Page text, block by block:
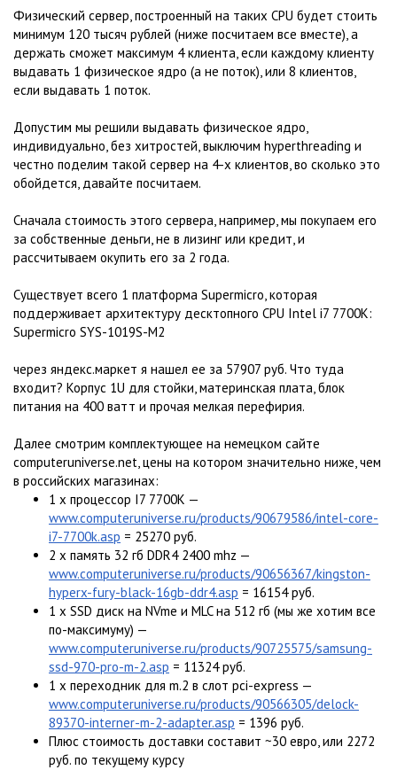
Физический сервер, построенный на таких CPU будет стоить
минимум 120 тысяч рублей (ниже посчитаем все вместе), а
держать сможет максимум 4 клиента, если каждому клиенту
выдавать 1 физическое ядро (а не поток), или 8 клиентов,
если выдавать 1 поток.
Допустим мы решили выдавать физическое ядро,
индивидуально, без хитростей, выключим hyperthreading и
честно поделим такой сервер на 4-х клиентов, во сколько это
обойдется, давайте посчитаем.
Сначала стоимость этого сервера, например, мы покупаем его
за собственные деньги, не в лизинг или кредит, и
рассчитываем окупить его за 2 года.
Существует всего 1 платформа Supermicro, которая
поддерживает архитектуру десктопного CPU Intel i7 7700K:
Supermicro SYS-1019S-M2
через яндекс.маркет я нашел ее за 57907 руб. Что туда
входит? Корпус 1U для стойки, материнская плата, блок
питания на 400 ватт и прочая мелкая перефирия.
Далее смотрим комплектующее на немецком сайте
computeruniverse.net, цены на котором значительно ниже, чем
в российских магазинах:
1 x процессор I7 7700K —
www.computeruniverse.ru/products/90679586/intel-core-
i7-7700k.asp = 25270 руб.
2 x память 32 гб DDR4 2400 mhz —
www.computeruniverse.ru/products/90656367/kingston-
hyperx-fury-black-16gb-ddr4.asp = 16154 руб.
1 x SSD диск на NVme и MLC на 512 гб (мы же хотим все
по-максимуму) —
www.computeruniverse.ru/products/90725575/samsung-
ssd-970-pro-m-2.asp = 11324 руб.
1 x переходник для m.2 в слот pci-express —
www.computeruniverse.ru/products/90566305/delock-
89370-interner-m-2-adapter.asp = 1396 руб.
Плюс стоимость доставки составит ~30 евро, или 2272
руб. по текущему курсу